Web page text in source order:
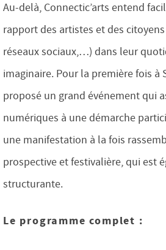
Au-delà, Connectic’arts entend
rapport des artistes et des
réseaux sociaux,…) dans leur
imaginaire. Pour la première fois à
proposé un grand événement qui
numériques à une démarche
une manifestation à la fois
prospective et festivalière, qui est
structurante.
Le programme complet :